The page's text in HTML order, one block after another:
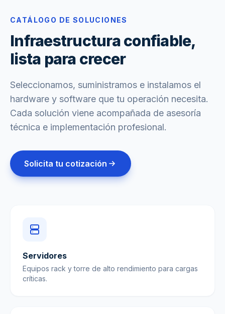
CATÁLOGO DE SOLUCIONES
Infraestructura confiable,
lista para crecer
Seleccionamos, suministramos e instalamos el
hardware y software que tu operación necesita.
Cada solución viene acompañada de asesoría
técnica e implementación profesional.
Solicita tu cotización
Servidores
Equipos rack y torre de alto rendimiento para cargas
críticas.